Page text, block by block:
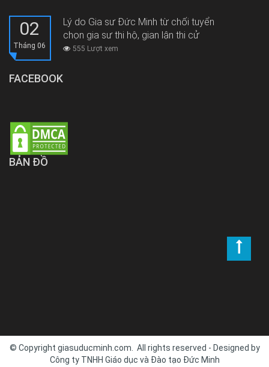
02
Tháng 06
Lý do Gia sư Đức Minh từ chối tuyển
chọn gia sư thi hộ, gian lận thi cử
555 Lượt xem
FACEBOOK
BẢN ĐỒ
© Copyright giasuducminh.com. All rights reserved - Designed by
Công ty TNHH Giáo dục và Đào tạo Đức Minh